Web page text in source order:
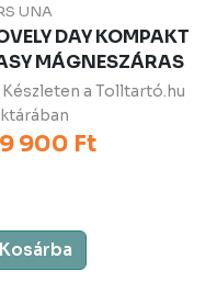
UNA
DAY KOMPAKT
MÁGNESZÁRAS
Készleten a Tolltartó.hu
900 Ft
Kosárba